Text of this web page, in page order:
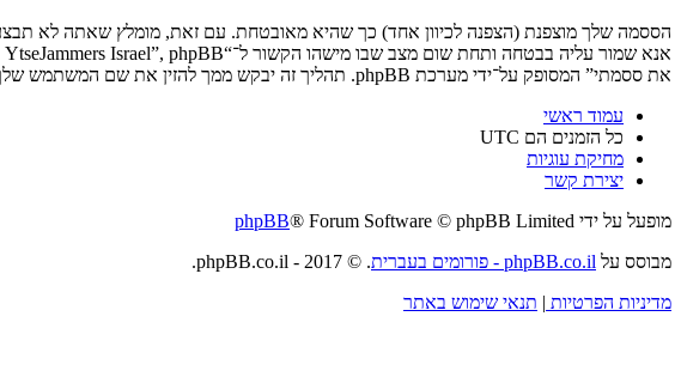
את ססמתי” המסופק על־ידי מערכת phpBB. תהליך זה יבקש ממך להזין את שם המשתמש שלך והדואר האלקטרוני שלך, לאחר מכן מערכת phpBB תיצור ססמה חדשה כדי להשיב את חשבונך.
עמוד ראשי
כל הזמנים הם UTC
מחיקת עוגיות
יצירת קשר
מופעל על ידי
phpBB® Forum Software © phpBB Limited
מבוסס על phpBB.co.il - פורומים בעברית
. © 2017 - phpBB.co.il.
מדיניות הפרטיות | תנאי שימוש באתר